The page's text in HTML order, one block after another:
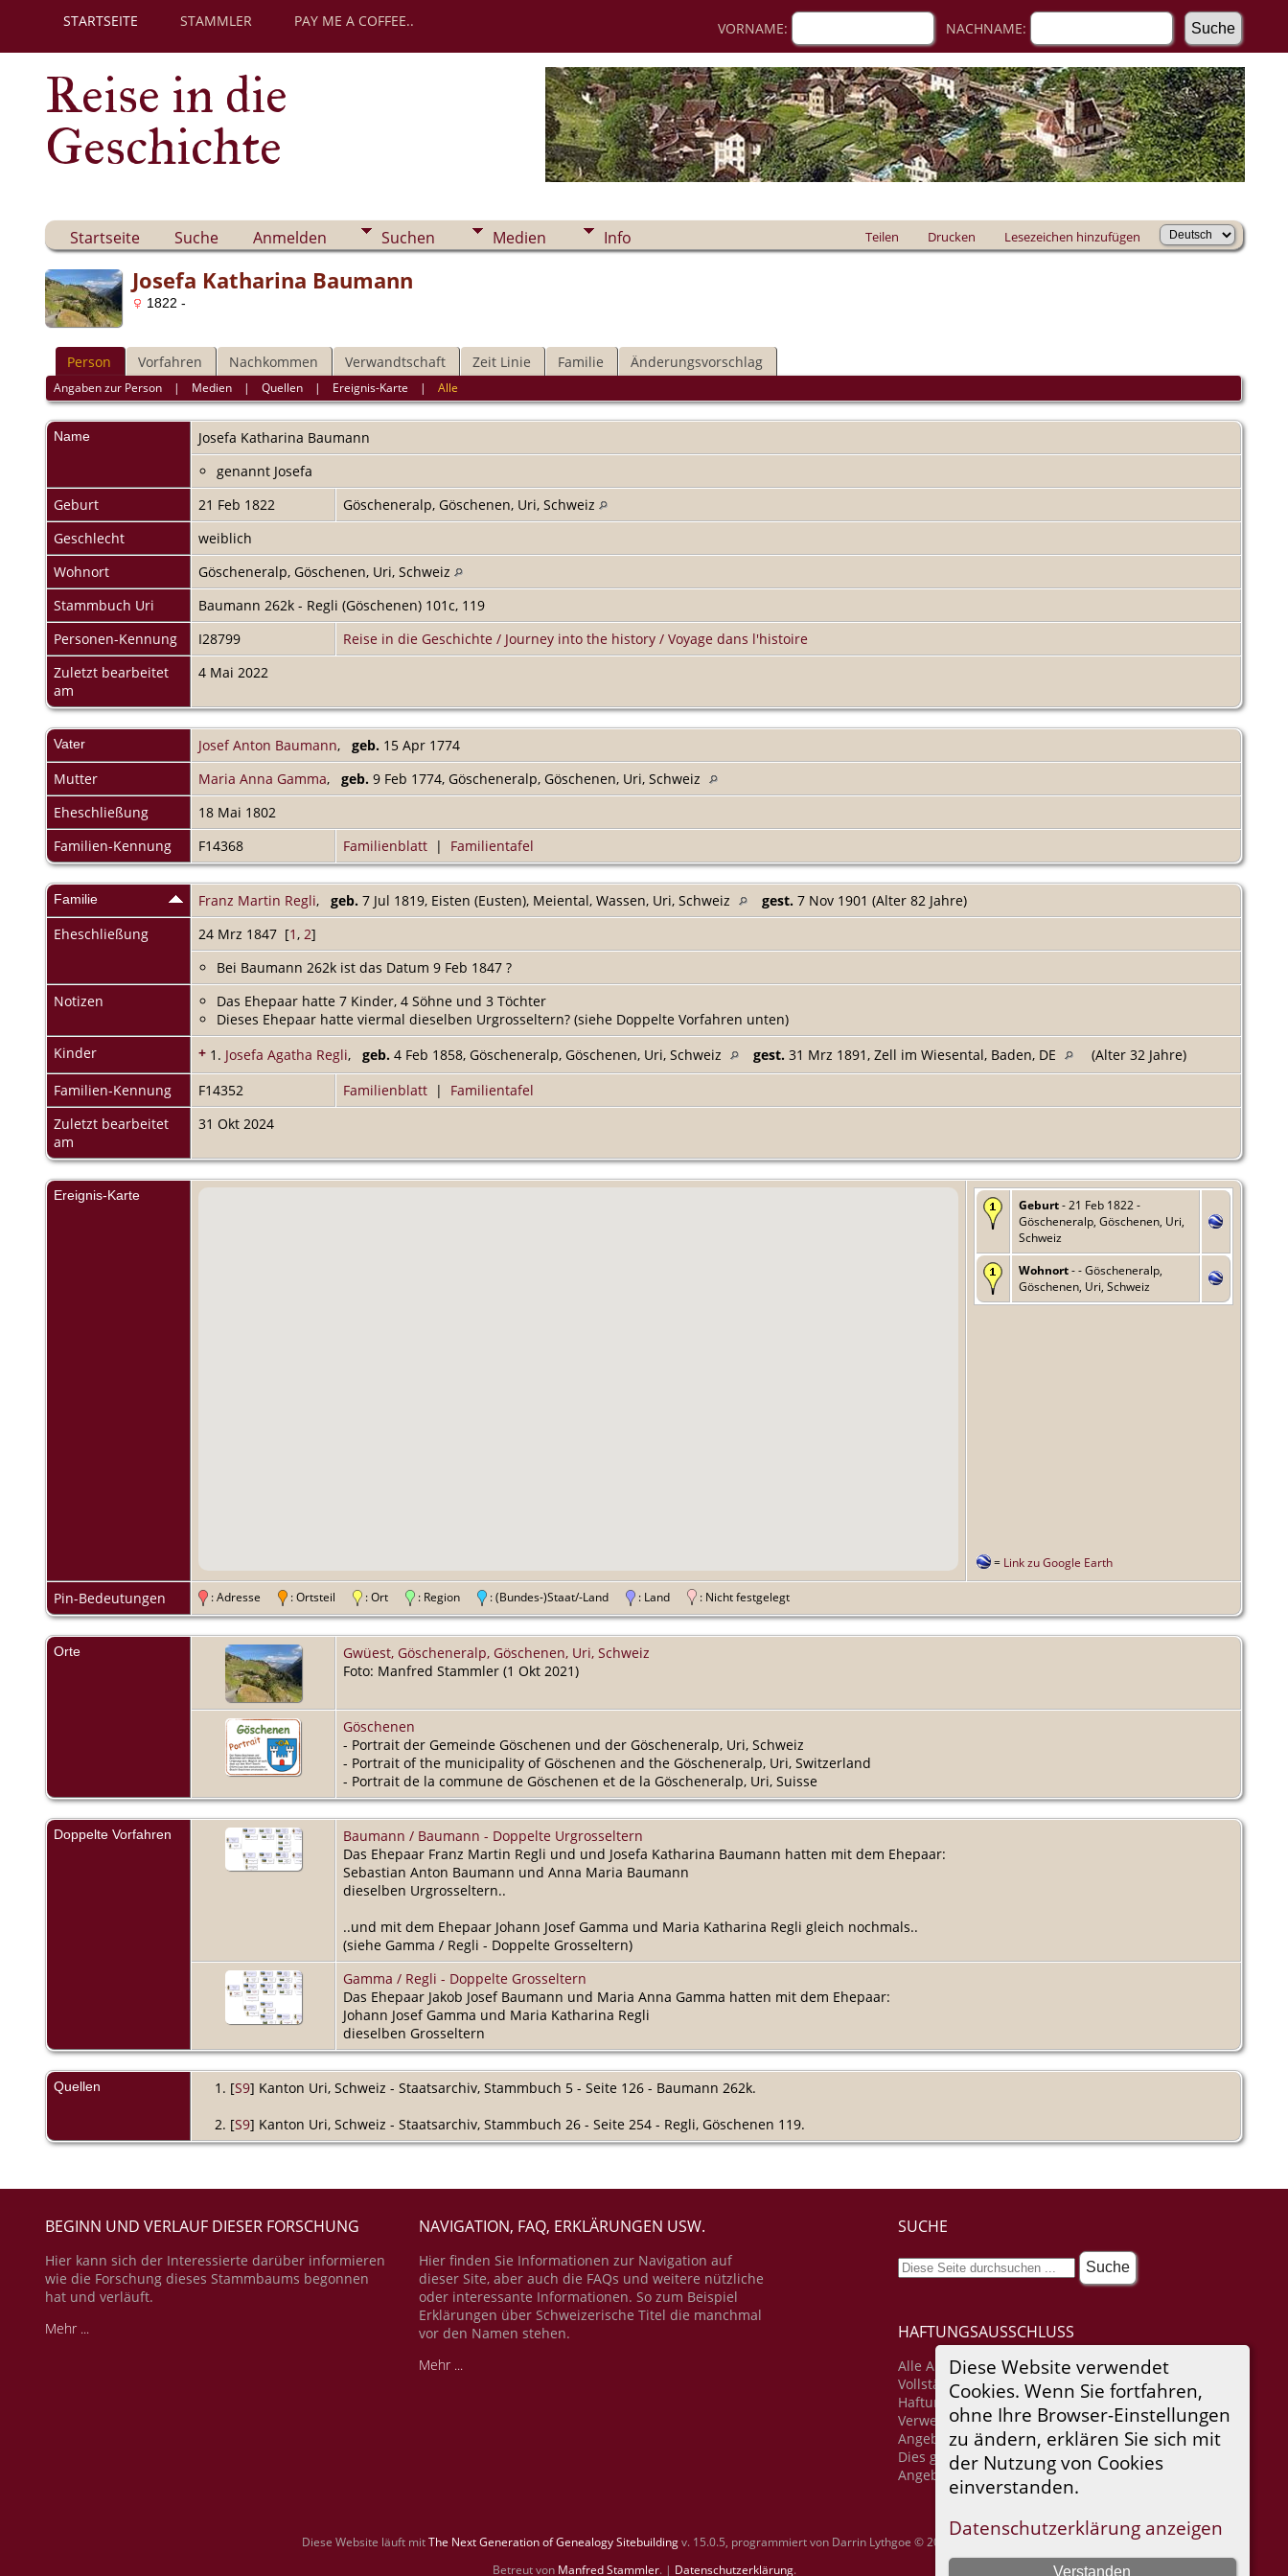
STARTSEITE STAMMLER PAY ME A COFFEE.. VORNAME: NACHNAME:
Reise in die
Geschichte
Startseite Suche Anmelden Suchen Medien Info Teilen Drucken Lesezeichen hinzufügen
Diese Website verwendet
Cookies. Wenn Sie fortfahren,
ohne Ihre Browser-Einstellungen
zu ändern, erklären Sie sich mit
der Nutzung von Cookies
einverstanden.
Datenschutzerklärung anzeigen
Verstanden
Josefa Katharina Baumann
1822 -
Person Vorfahren Nachkommen Verwandtschaft Zeit Linie Familie Änderungsvorschlag
Angaben zur Person | Medien |Quellen | Ereignis-Karte |Alle
Name Josefa Katharina Baumann
genannt Josefa
Geburt
21 Feb 1822
Göscheneralp, Göschenen, Uri, Schweiz
Geschlecht
weiblich
Wohnort
Göscheneralp, Göschenen, Uri, Schweiz
Stammbuch Uri
Baumann 262k - Regli (Göschenen) 101c, 119
Personen-Kennung
I28799
Reise in die Geschichte / Journey into the history / Voyage dans l'histoire
Zuletzt bearbeitet
am
4 Mai 2022
Vater Josef Anton Baumann, geb. 15 Apr 1774
Mutter
Maria Anna Gamma, geb. 9 Feb 1774, Göscheneralp, Göschenen, Uri, Schweiz
Eheschließung
18 Mai 1802
Familien-Kennung
F14368 Familienblatt | Familientafel
Familie Franz Martin Regli, geb. 7 Jul 1819, Eisten (Eusten), Meiental, Wassen, Uri, Schweiz gest. 7 Nov 1901 (Alter 82 Jahre)
Eheschließung
24 Mrz 1847 [1 , 2]
Bei Baumann 262k ist das Datum 9 Feb 1847 ?
Notizen
Das Ehepaar hatte 7 Kinder, 4 Söhne und 3 Töchter
Dieses Ehepaar hatte viermal dieselben Urgrosseltern? (siehe Doppelte Vorfahren unten)
Kinder
+ 1. Josefa Agatha Regli, geb. 4 Feb 1858, Göscheneralp, Göschenen, Uri, Schweiz gest. 31 Mrz 1891, Zell im Wiesental, Baden, DE
(Alter 32 Jahre)
Familien-Kennung
F14352 Familienblatt | Familientafel
Zuletzt bearbeitet
am
31 Okt 2024
Ereignis-Karte
Geburt- 21 Feb 1822 -
Göscheneralp, Göschenen, Uri,
Schweiz
Wohnort- - Göscheneralp,
Göschenen, Uri, Schweiz
= Link zu Google Earth
Pin-Bedeutungen : Adresse : Ortsteil : Ort : Region : (Bundes-)Staat/-Land : Land : Nicht festgelegt
Orte
Gwüest, Göscheneralp, Göschenen, Uri, Schweiz
Foto: Manfred Stammler (1 Okt 2021)
Göschenen
- Portrait der Gemeinde Göschenen und der Göscheneralp, Uri, Schweiz
- Portrait of the municipality of Göschenen and the Göscheneralp, Uri, Switzerland
- Portrait de la commune de Göschenen et de la Göscheneralp, Uri, Suisse
Doppelte Vorfahren
Baumann / Baumann - Doppelte Urgrosseltern
Das Ehepaar Franz Martin Regli und und Josefa Katharina Baumann hatten mit dem Ehepaar:
Sebastian Anton Baumann und Anna Maria Baumann
dieselben Urgrosseltern..
..und mit dem Ehepaar Johann Josef Gamma und Maria Katharina Regli gleich nochmals..
(siehe Gamma / Regli - Doppelte Grosseltern)
Gamma / Regli - Doppelte Grosseltern
Das Ehepaar Jakob Josef Baumann und Maria Anna Gamma hatten mit dem Ehepaar:
Johann Josef Gamma und Maria Katharina Regli
dieselben Grosseltern
Quellen [S9] Kanton Uri, Schweiz - Staatsarchiv, Stammbuch 5 - Seite 126 - Baumann 262k.
[S9] Kanton Uri, Schweiz - Staatsarchiv, Stammbuch 26 - Seite 254 - Regli, Göschenen 119.
BEGINN UND VERLAUF DIESER FORSCHUNG
Hier kann sich der Interessierte darüber informieren
wie die Forschung dieses Stammbaums begonnen
hat und verläuft.
Mehr ...
NAVIGATION, FAQ, ERKLÄRUNGEN USW.
Hier finden Sie Informationen zur Navigation auf
dieser Site, aber auch die FAQs und weitere nützliche
oder interessante Informationen. So zum Beispiel
Erklärungen über Schweizerische Titel die manchmal
vor den Namen stehen.
Mehr ...
SUCHE
HAFTUNGSAUSSCHLUSS
Alle Angaben erfolgen ohne Gewähr für
Vollständigkeit oder Richtigkeit. Es wird keine
Haftung übernommen für Schäden durch die
Verwendung von Informationen aus diesem Online-
Angebot oder durch das Fehlen von Informationen.
Dies gilt auch für Inhalte Dritter, die über dieses
Angebot zugänglich sind.
Diese Website läuft mitThe Next Generation of Genealogy Sitebuildingv. 15.0.5, programmiert von Darrin Lythgoe © 2001-2026.
Betreut von Manfred Stammler. | Datenschutzerklärung.